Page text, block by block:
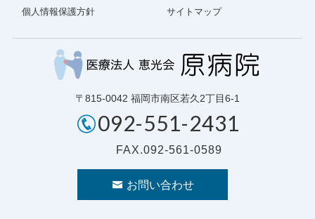
個人情報保護方針 サイトマップ
〒815-0042 福岡市南区若久2丁目6-1
092-551-2431
FAX.092-561-0589
お問い合わせ